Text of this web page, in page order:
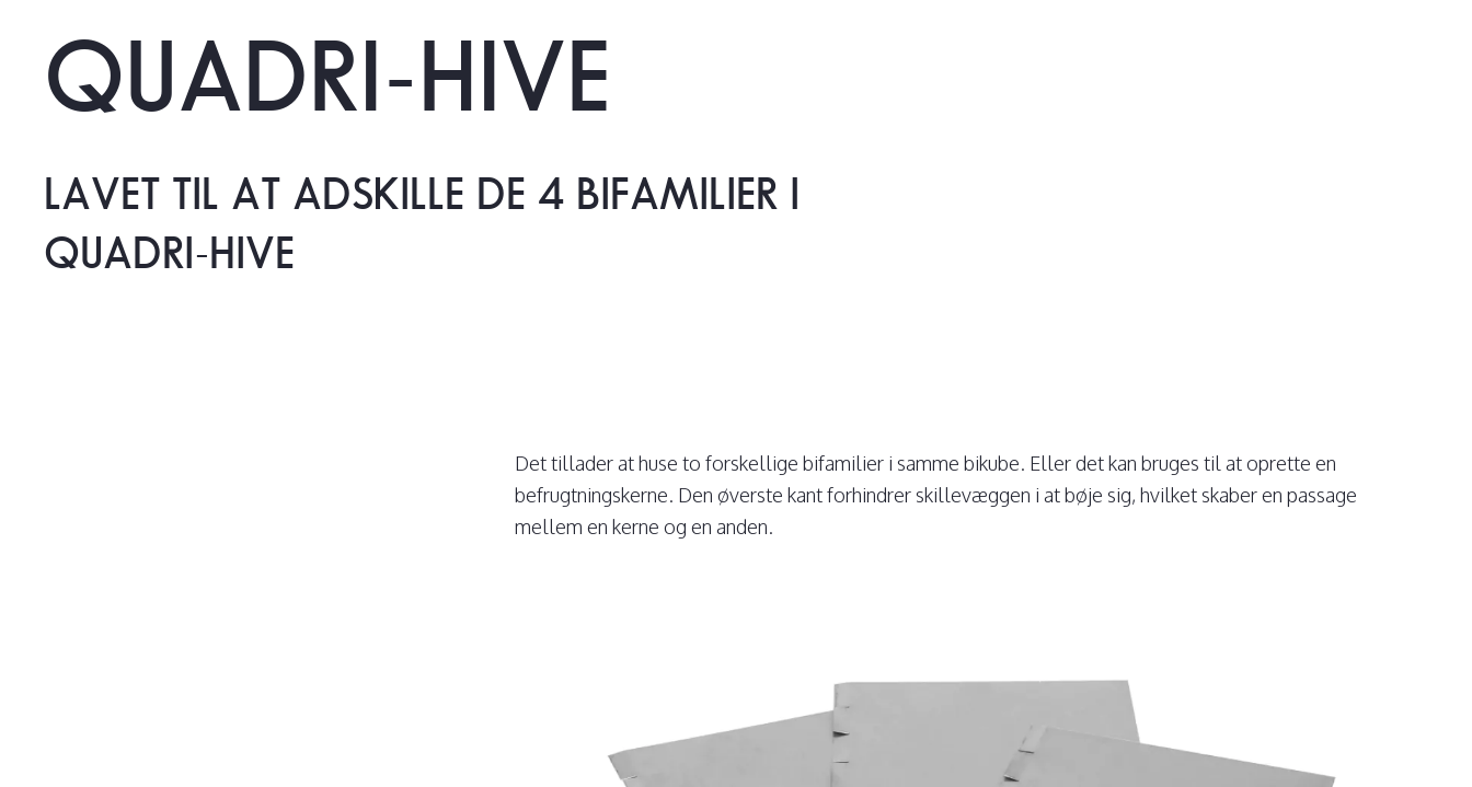
QUADRI-HIVE
LAVET TIL AT ADSKILLE DE 4 BIFAMILIER
QUADRI-HIVE
Det tillader at huse to forskellige bifamilier i samme bikube. Eller det kan bruges til at oprette en
befrugtningskerne. Den øverste kant forhindrer skillevæggen i at bøje sig, hvilket skaber en passage
mellem en kerne og en anden.